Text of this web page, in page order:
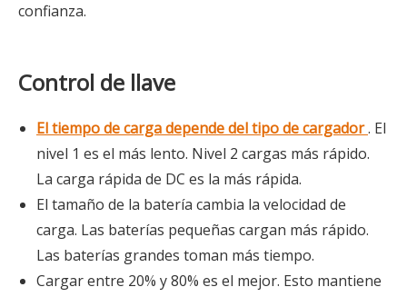
confianza.
Control de llave
El tiempo de carga depende del tipo de cargador. El
nivel 1 es el más lento. Nivel 2 cargas más rápido.
La carga rápida de DC es la más rápida.
El tamaño de la batería cambia la velocidad de
carga. Las baterías pequeñas cargan más rápido.
Las baterías grandes toman más tiempo.
Cargar entre 20% y 80% es el mejor. Esto mantiene